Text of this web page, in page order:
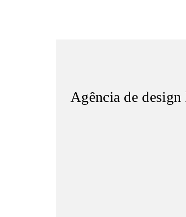
Agência de